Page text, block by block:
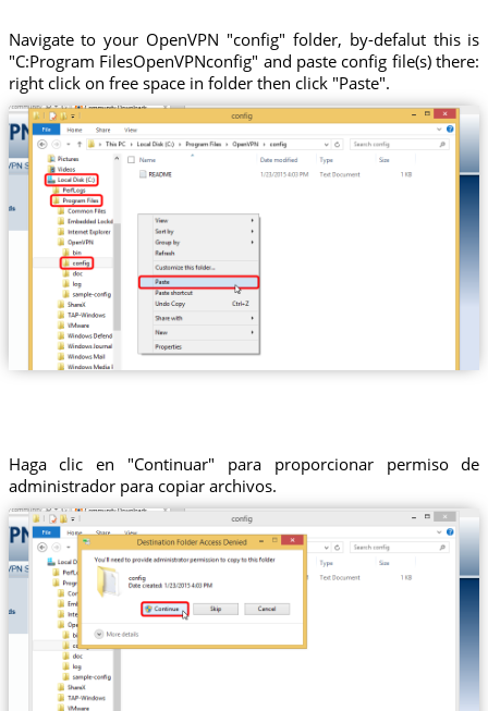
Navigate to your OpenVPN "config" folder, by-defalut this is
"C:Program FilesOpenVPNconfig" and paste config file(s) there:
right click on free space in folder then click "Paste".
Haga clic en "Continuar" para proporcionar permiso de
administrador para copiar archivos.